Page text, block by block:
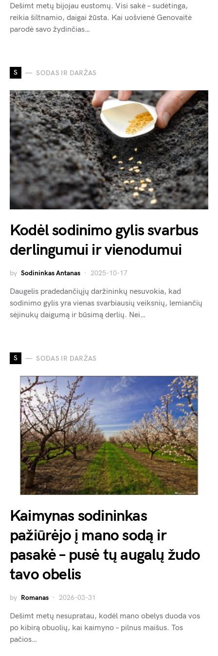
Dešimt metų bijojau eustomų. Visi sakė – sudėtinga,
reikia šiltnamio, daigai žūsta. Kai uošvienė Genovaitė
parodė savo žydinčias…
S SODAS IR DARŽAS
Kodėl sodinimo gylis svarbus
derlingumui ir vienodumui
by Sodininkas Antanas 2025-10-17
Daugelis pradedančiųjų daržininkų nesuvokia, kad
sodinimo gylis yra vienas svarbiausių veiksnių, lemiančių
sėjinukų daigumą ir būsimą derlių. Nei…
S SODAS IR DARŽAS
Kaimynas sodininkas
pažiūrėjo į mano sodą ir
pasakė – pusė tų augalų žudo
tavo obelis
by Romanas 2026-03-31
Dešimt metų nesupratau, kodėl mano obelys duoda vos
po kibirą obuolių, kai kaimyno – pilnus maišus. Tos
pačios…